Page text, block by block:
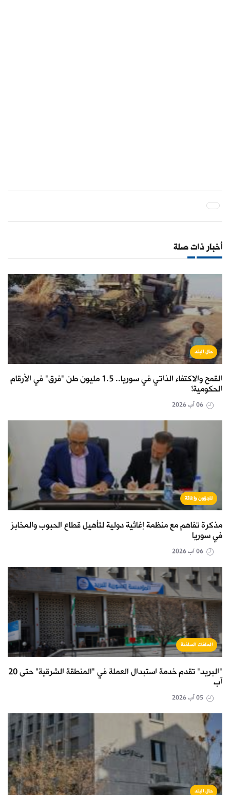
أخبار ذات صلة
حال البلد
القمح والاكتفاء الذاتي في سوريا.. 1.5 مليون طن "فرق" في الأرقام
الحكومية!
لاجؤون وإغاثة
مذكرة تفاهم مع منظمة إغاثية دولية لتأهيل قطاع الحبوب والمخابز
في سوريا
الملفات الساخنة
"البريد" تقدم خدمة استبدال العملة في "المنطقة الشرقية" حتى 20
آب
حال البلد